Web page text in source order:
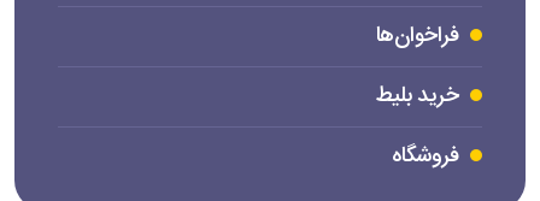
فراخوان‌ها
خرید بلیط
فروشگاه